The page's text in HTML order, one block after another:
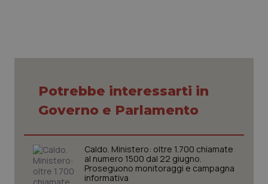
Sardegna
Sicilia
Malattia di Crohn & Rettocolite Ulcerosa
Neuroscienze & patologie neurodegenerative
Potrebbe interessarti in
Governo e Parlamento
Caldo. Ministero: oltre 1.700 chiamate
al numero 1500 dal 22 giugno.
Proseguono monitoraggi e campagna
informativa